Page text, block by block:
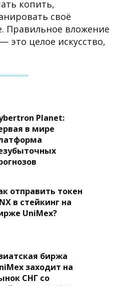
копить,
своё
Правильное вложение
это целое искусство,
Planet:
в мире
отправить токен
в стейкинг на
UniMex?
биржа
заходит на
СНГ со